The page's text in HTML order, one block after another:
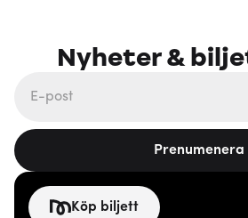
Nyheter &
Prenumenera
Köp biljett